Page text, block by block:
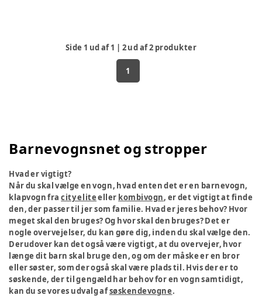
Side 1 ud af1 | 2ud af2 produkter
1
Barnevognsnet og stropper
Hvad er vigtigt?
Når du skal vælge en vogn, hvad enten det er en barnevogn,
klapvogn fracity eliteeller kombivogn, er det vigtigt at finde
den, der passer til jer som familie. Hvad er jeres behov? Hvor
meget skal den bruges? Og hvor skal den bruges? Det er
nogle overvejelser, du kan gøre dig, inden du skal vælge den.
Derudover kan det også være vigtigt, at du overvejer, hvor
længe dit barn skal bruge den, og om der måske er en bror
eller søster, som der også skal være plads til. Hvis der er to
søskende, der til gengæld har behov for en vogn samtidigt,
kan du se vores udvalg afsøskendevogne.